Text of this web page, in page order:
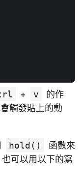
+ v
的作
觸發貼上的動
hold()
函數來
也可以用以下的寫